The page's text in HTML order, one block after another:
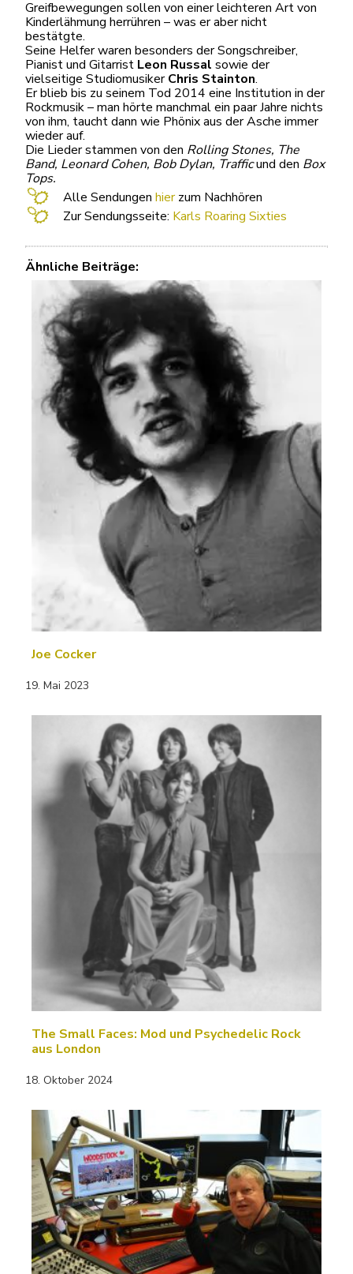
Greifbewegungen sollen von einer leichteren Art von
Kinderlähmung herrühren – was er aber nicht
bestätgte.
Seine Helfer waren besonders der Songschreiber,
Pianist und Gitarrist Leon Russal sowie der
vielseitige StudiomusikerChris Stainton.
Er blieb bis zu seinem Tod 2014 eine Institution in der
Rockmusik – man hörte manchmal ein paar Jahre nichts
von ihm, taucht dann wie Phönix aus der Asche immer
wieder auf.
Die Lieder stammen von den Rolling Stones, The
Band, Leonard Cohen, Bob Dylan, Trafficund den Box
Tops.
Alle Sendungen hierzum Nachhören
Zur Sendungsseite: Karls Roaring Sixties
Ähnliche Beiträge:
Joe Cocker
19. Mai 2023
The Small Faces: Mod und Psychedelic Rock
aus London
18. Oktober 2024